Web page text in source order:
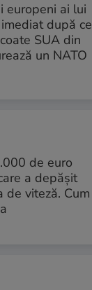
europeni ai lui
după ce
SUA din
un NATO
de euro
a depășit
de viteză. Cum